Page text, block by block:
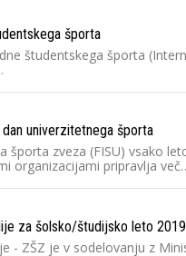
športa
študentskega športa
univerzitetnega športa
športa zveza (FISU) vsako
organizacijami pripravlja
za šolsko/študijsko leto
- ZŠZ je v sodelovanju z